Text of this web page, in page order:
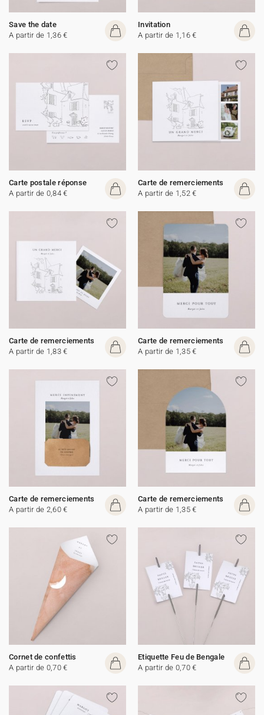
Save the date
A partir de 1,36 €
Invitation
A partir de 1,16 €
Carte postale réponse
A partir de 0,84 €
Carte de remerciements
A partir de 1,52 €
Carte de remerciements
A partir de 1,83 €
Carte de remerciements
A partir de 1,35 €
Carte de remerciements
A partir de 2,60 €
Carte de remerciements
A partir de 1,35 €
Cornet de confettis
A partir de 0,70 €
Etiquette Feu de Bengale
A partir de 0,70 €